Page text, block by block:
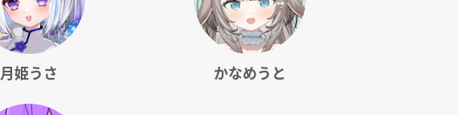
月姫うさ かなめうと